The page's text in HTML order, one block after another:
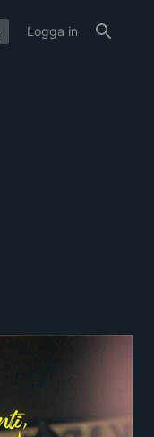
Logga in